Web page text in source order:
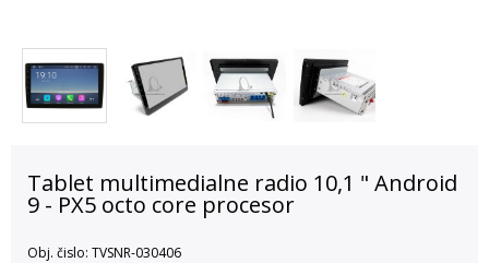
Tablet multimedialne radio 10,1 " Android
9 - PX5 octo core procesor
Obj. čislo: TVSNR-030406